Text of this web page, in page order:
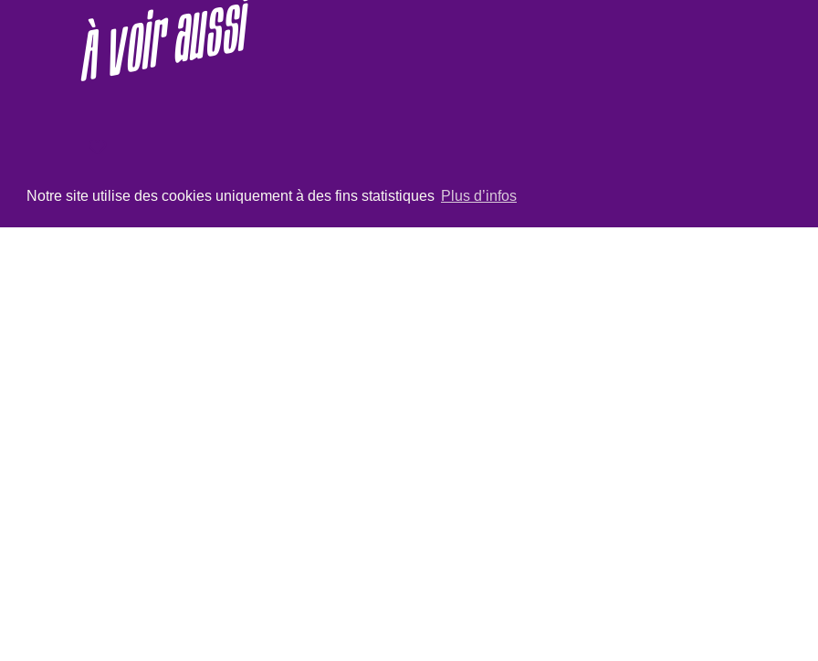
Notre site utilise des cookies uniquement à des fins statistiques Plus d’infos
À voir aussi